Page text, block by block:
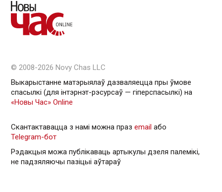
© 2008-2026 Novy Chas LLC
Выкарыстанне матэрыялаў дазваляецца пры ўмове
спасылкі (для інтэрнэт-рэсурсаў — гiперспасылкi) на
«Новы Час» Online
Скантактавацца з намі можна праз email або
Telegram-бот
Рэдакцыя можа публікаваць артыкулы дзеля палемікі,
не падзяляючы пазіцыі аўтараў